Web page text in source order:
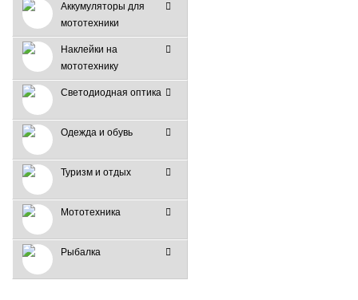
Аккумуляторы для
мототехники
Наклейки на
мототехнику
Светодиодная оптика
Одежда и обувь
Туризм и отдых
Мототехника
Рыбалка